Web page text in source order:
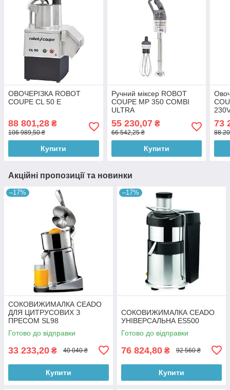
ОВОЧЕРІЗКА ROBOT
COUPE CL 50 E
88 801,28 ₴
106 989,50 ₴
Купити
Ручний міксер ROBOT
COUPE MP 350 COMBI
ULTRA
55 230,07₴
66 542,25 ₴
Купити
73
88
Акційні пропозиції та новинки
–17%
СОКОВИЖИМАЛКА CEADO
ДЛЯ ЦИТРУСОВИХ З
ПРЕСОМ SL98
Готово до відправки
33 233,20 ₴ 40 040 ₴
Купити
–17%
СОКОВИЖИМАЛКА CEADO
УНІВЕРСАЛЬНА ES500
Готово до відправки
76 824,80 ₴ 92 560 ₴
Купити